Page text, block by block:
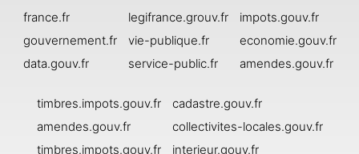
france.fr
gouvernement.fr
data.gouv.fr
legifrance.grouv.fr
vie-publique.fr
service-public.fr
impots.gouv.fr
economie.gouv.fr
amendes.gouv.fr
timbres.impots.gouv.fr
amendes.gouv.fr
timbres.impots.gouv.fr
cadastre.gouv.fr
collectivites-locales.gouv.fr
interieur.gouv.fr